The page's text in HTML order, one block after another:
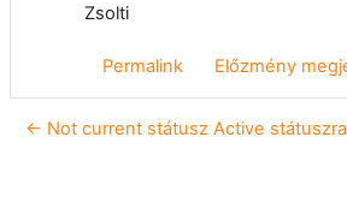
Zsolti
Permalink Előzmény
← Not current státusz Active